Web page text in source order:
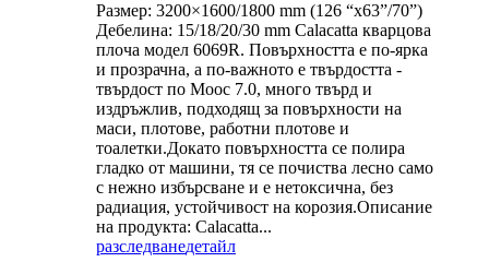
Размер: 3200×1600/1800 mm (126 “x63”/70”)
Дебелина: 15/18/20/30 mm Calacatta кварцова
плоча модел 6069R. Повърхността е по-ярка
и прозрачна, а по-важното е твърдостта -
твърдост по Моос 7.0, много твърд и
издръжлив, подходящ за повърхности на
маси, плотове, работни плотове и
тоалетки.Докато повърхността се полира
гладко от машини, тя се почиства лесно само
с нежно избърсване и е нетоксична, без
радиация, устойчивост на корозия.Описание
на продукта: Calacatta...
разследванедетайл